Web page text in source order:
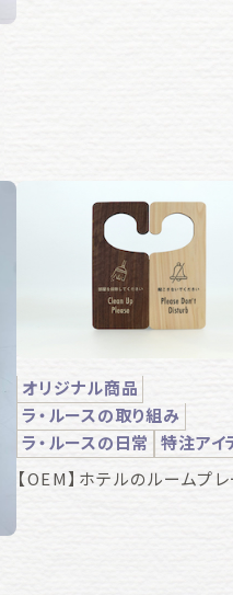
オリジナル商品
ラ・ルースの取り組み
ラ・ルースの日常
特注アイ
【OEM】ホテルのルームプ